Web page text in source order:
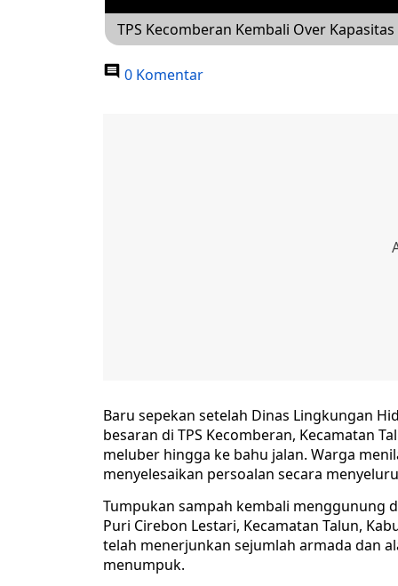
TPS Kecomberan Kembali Over Kapasitas
0 Komentar
Baru sepekan setelah Dinas Lingkungan
besaran di TPS Kecomberan, Kecamatan
meluber hingga ke bahu jalan. Warga
menyelesaikan persoalan secara
Tumpukan sampah kembali menggunung
Puri Cirebon Lestari, Kecamatan Talun,
telah menerjunkan sejumlah armada dan
menumpuk. ‎